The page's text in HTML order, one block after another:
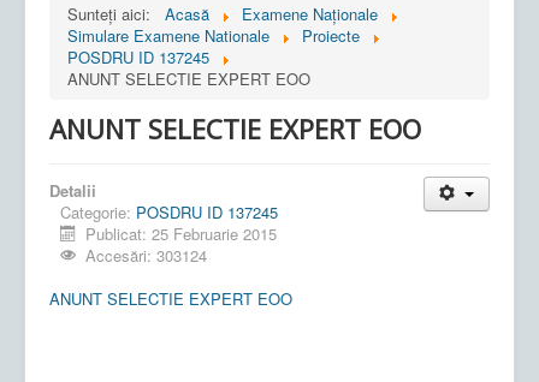
Sunteți aici:
Acasă
Examene Naționale
Simulare Examene Nationale
Proiecte
POSDRU ID 137245
ANUNT SELECTIE EXPERT EOO
ANUNT SELECTIE EXPERT EOO
Detalii
Categorie: POSDRU ID 137245
Publicat: 25 Februarie 2015
Accesări: 303124
ANUNT SELECTIE EXPERT EOO